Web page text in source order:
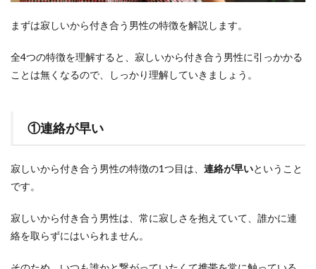
まずは寂しいから付き合う男性の特徴を解説します。
全4つの特徴を理解すると、寂しいから付き合う男性に引っかかる
ことは無くなるので、しっかり理解していきましょう。
①連絡が早い
寂しいから付き合う男性の特徴の1つ目は、 連絡が早いということ
です。
寂しいから付き合う男性は、常に寂しさを抱えていて、誰かに連
絡を取らずにはいられません。